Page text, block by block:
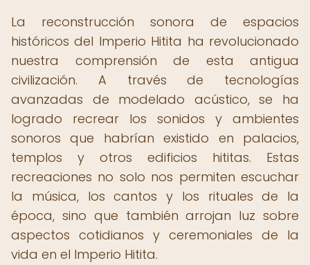
La reconstrucción sonora de espacios
históricos del Imperio Hitita ha revolucionado
nuestra comprensión de esta antigua
civilización. A través de tecnologías
avanzadas de modelado acústico, se ha
logrado recrear los sonidos y ambientes
sonoros que habrían existido en palacios,
templos y otros edificios hititas. Estas
recreaciones no solo nos permiten escuchar
la música, los cantos y los rituales de la
época, sino que también arrojan luz sobre
aspectos cotidianos y ceremoniales de la
vida en el Imperio Hitita.